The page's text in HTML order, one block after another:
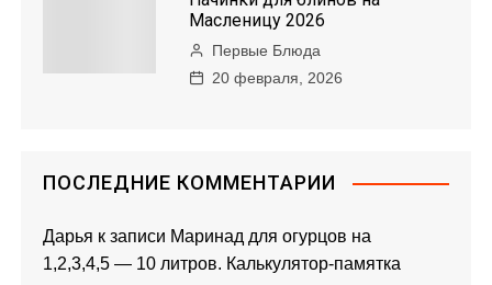
Масленицу 2026
Первые Блюда
20 февраля, 2026
ПОСЛЕДНИЕ КОММЕНТАРИИ
Дарья к записи Маринад для огурцов на
1,2,3,4,5 — 10 литров. Калькулятор-памятка